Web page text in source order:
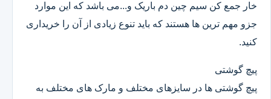
خار جمع کن سیم چین دم باریک و...می باشد که این موارد
جزو مهم ترین ها هستند که باید تنوع زیادی از آن را خریداری
کنید.
پیچ گوشتی
پیچ گوشتی ها در سایزهای مختلف و مارک های مختلف به